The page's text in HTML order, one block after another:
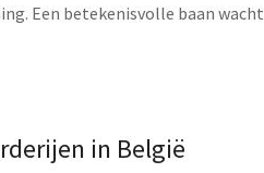
Een betekenisvolle baan wacht
in België